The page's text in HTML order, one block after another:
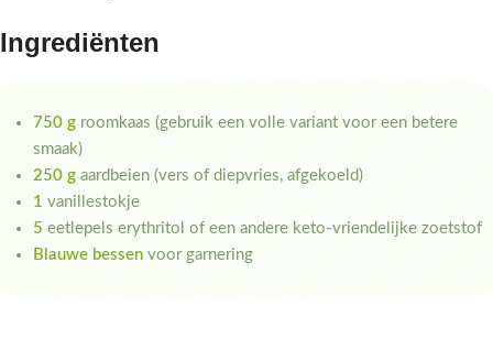
Ingrediënten
750 g roomkaas (gebruik een volle variant voor een betere
smaak)
250 g aardbeien (vers of diepvries, afgekoeld)
1 vanillestokje
5 eetlepels erythritol of een andere keto-vriendelijke zoetstof
Blauwe bessen voor garnering